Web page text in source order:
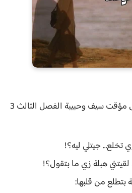
مؤقت سيف وحبيبة الفصل الثالث 3
جيتلي ليه؟!
هبلة زي ما بتقول؟!
بتطلع من قلبها: